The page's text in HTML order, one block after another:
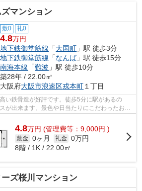
ズマンション
敷0 礼0
4.8万円
地下鉄御堂筋線 「大国町 」駅 徒歩3分
地下鉄御堂筋線 「なんば」駅 徒歩15分
南海本線 「難波 」駅 徒歩10分
築28年 / 22.00㎡
大阪府大阪市浪速区戎本町１丁目
い鉄骨造が好評です。徒歩5分に駅があるの
が出来ます。景色や日当たりにこだわったお部
4.8万円 (管理費等：9,000円 )
敷金 0ヶ月 礼金 0万円
8階 / 1K / 22.00㎡
ーズ桜川マンション